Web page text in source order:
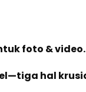
foto & video.
hal